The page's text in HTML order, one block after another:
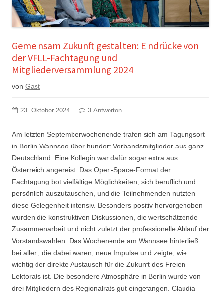
Gemeinsam Zukunft gestalten: Eindrücke von
der VFLL-Fachtagung und
Mitgliederversammlung 2024
von Gast
23. Oktober 2024 3 Antworten
Am letzten Septemberwochenende trafen sich am Tagungsort
in Berlin-Wannsee über hundert Verbandsmitglieder aus ganz
Deutschland. Eine Kollegin war dafür sogar extra aus
Österreich angereist. Das Open-Space-Format der
Fachtagung bot vielfältige Möglichkeiten, sich beruflich und
persönlich auszutauschen, und die Teilnehmenden nutzten
diese Gelegenheit intensiv. Besonders positiv hervorgehoben
wurden die konstruktiven Diskussionen, die wertschätzende
Zusammenarbeit und nicht zuletzt der professionelle Ablauf der
Vorstandswahlen. Das Wochenende am Wannsee hinterließ
bei allen, die dabei waren, neue Impulse und zeigte, wie
wichtig der direkte Austausch für die Zukunft des Freien
Lektorats ist. Die besondere Atmosphäre in Berlin wurde von
drei Mitgliedern des Regionalrats gut eingefangen. Claudia